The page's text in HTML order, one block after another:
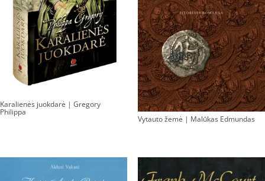
Karalienės juokdarė | Gregory
Philippa
Vytauto žemė | Malūkas Edmundas